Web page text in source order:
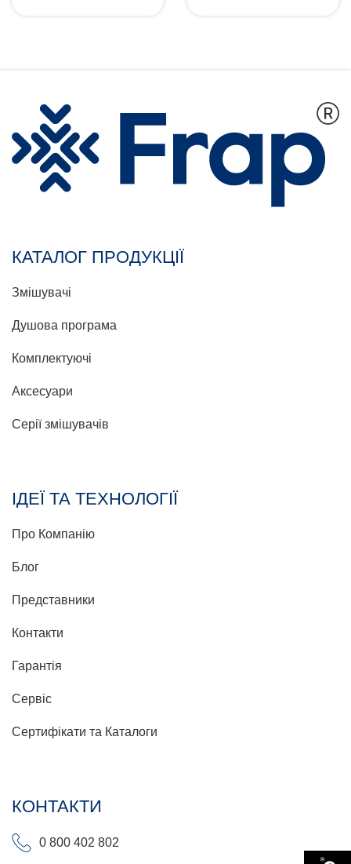
КАТАЛОГ ПРОДУКЦІЇ
Змішувачі
Душова програма
Комплектуючі
Аксесуари
Серії змішувачів
ІДЕЇ ТА ТЕХНОЛОГІЇ
Про Компанію
Блог
Представники
Контакти
Гарантія
Сервіс
Сертифікати та Каталоги
КОНТАКТИ
0 800 402 802